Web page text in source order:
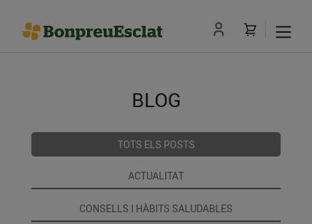
BLOG
TOTS ELS POSTS
ACTUALITAT
CONSELLS I HÀBITS SALUDABLES